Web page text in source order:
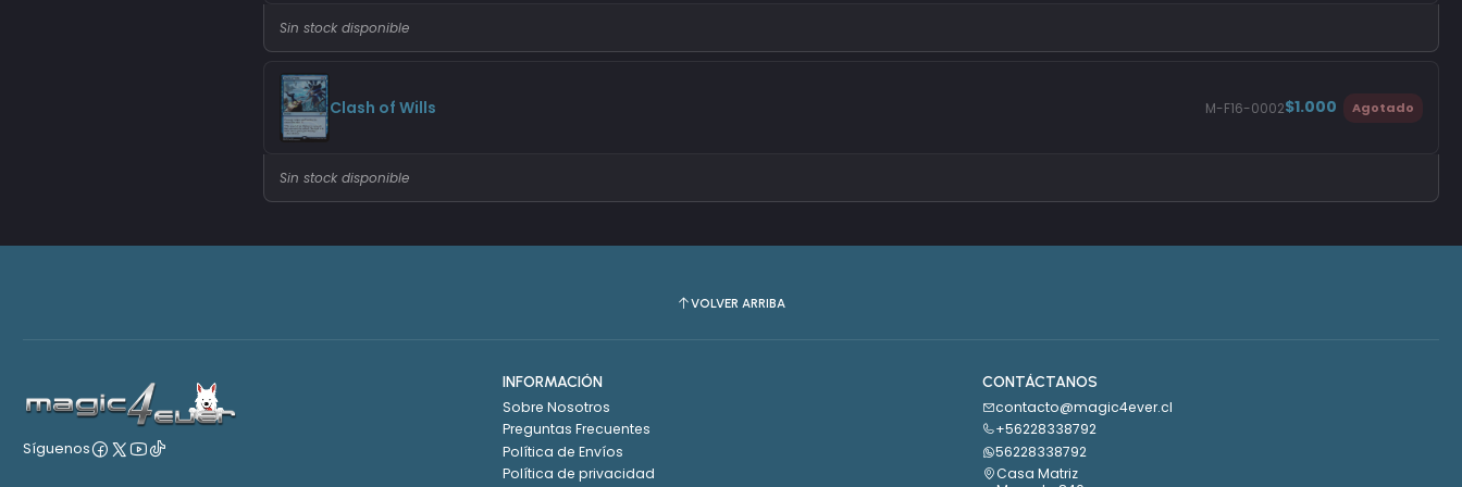
Sin stock disponible
Clash of Wills M-F16-0002$1.000 Agotado
Sin stock disponible
VOLVER ARRIBA
Síguenos
INFORMACIÓN
Sobre Nosotros
Preguntas Frecuentes
Política de Envíos
Política de privacidad
CONTÁCTANOS
contacto@magic4ever.cl
+56228338792
56228338792
Casa Matriz